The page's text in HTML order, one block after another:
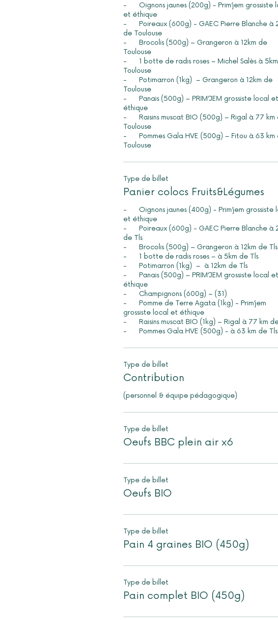
-	Oignons jaunes (200g) - Prim’jem grossiste local
et éthique
-	Poireaux (600g) - GAEC Pierre Blanche à 23 km
de Toulouse
-	Brocolis (500g) – Grangeron à 12km de
Toulouse
-	1 botte de radis roses – Michel Salès à 5km de
Toulouse
-	Potimarron (1kg)  – Grangeron à 12km de
Toulouse
-	Panais (500g) – PRIM’JEM grossiste local et
éthique
-	Raisins muscat BIO (500g) – Rigal à 77 km de
Toulouse
-	Pommes Gala HVE (500g) – Fitou à 63 km de
Toulouse
Type de billet
Panier colocs Fruits&Légumes
-	Oignons jaunes (400g) - Prim’jem grossiste local
et éthique
-	Poireaux (600g) - GAEC Pierre Blanche à 23 km
de Tls
-	Brocolis (500g) – Grangeron à 12km de Tls
-	1 botte de radis roses – à 5km de Tls
-	Potimarron (1kg)  –  à 12km de Tls
-	Panais (500g) – PRIM’JEM grossiste local et
éthique
-	Champignons (600g) – (31)
-	Pomme de Terre Agata (1kg) - Prim’jem
grossiste local et éthique
-	Raisins muscat BIO (1kg) – Rigal à 77 km de Tls
-	Pommes Gala HVE (500g) - à 63 km de Tls
Type de billet
Contribution
(personnel & équipe pédagogique)
Type de billet
Oeufs BBC plein air x6
Type de billet
Oeufs BIO
Type de billet
Pain 4 graines BIO (450g)
Type de billet
Pain complet BIO (450g)